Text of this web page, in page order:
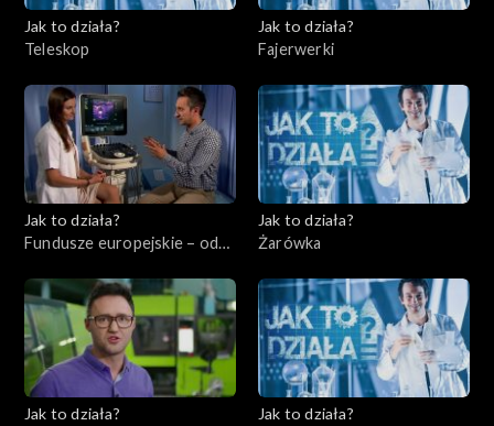
Jak to działa?
Teleskop
Jak to działa?
Fajerwerki
Jak to działa?
Fundusze europejskie – odc.
ochrona zdrowia
Jak to działa?
Żarówka
Jak to działa?
Jak to działa?